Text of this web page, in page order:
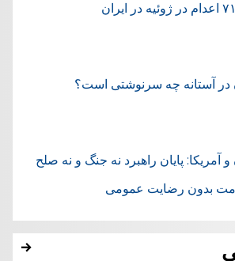
در آستانه چه سرنوشتی است؟
و آمریکا: پایان راهبرد نه جنگ و نه صلح
بدون رضایت عمومی